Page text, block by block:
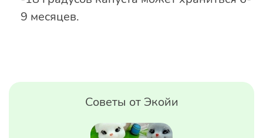
9 месяцев.
Советы от Экойи